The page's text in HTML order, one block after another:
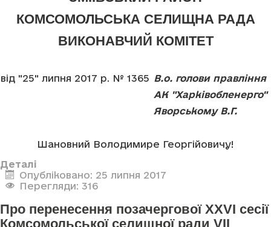
КОМСОМОЛЬСЬКА СЕЛИЩНА РАДА
ВИКОНАВЧИЙ КОМІТЕТ
від "25" липня 2017 р. № 1365 В.о. голови правління
АК "Харківобленерго"
Яворському В.Г.
Шановний Володимире Георгійовичу!
Деталі
Опубліковано: 25 липня 2017
Перегляди: 316
Про перенесення позачергової XXVI сесії
Комсомольської селищної ради VII